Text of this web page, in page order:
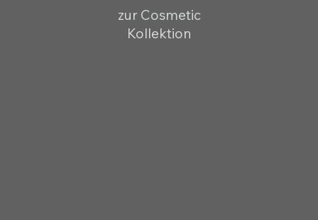
zur Cosmetic
Kollektion